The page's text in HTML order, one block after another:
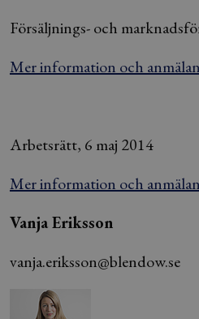
Försäljnings- och
Mer information och
Arbetsrätt, 6 maj 2014
Mer information och
Vanja Eriksson
vanja.eriksson@blendow.se